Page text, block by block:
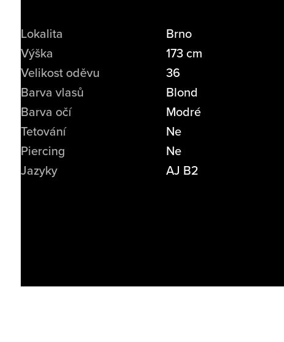
Lokalita
Výška
Velikost oděvu
Barva vlasů
Barva očí
Tetování
Piercing
Jazyky
Brno
173 cm
36
Blond
Modré
Ne
Ne
AJ B2